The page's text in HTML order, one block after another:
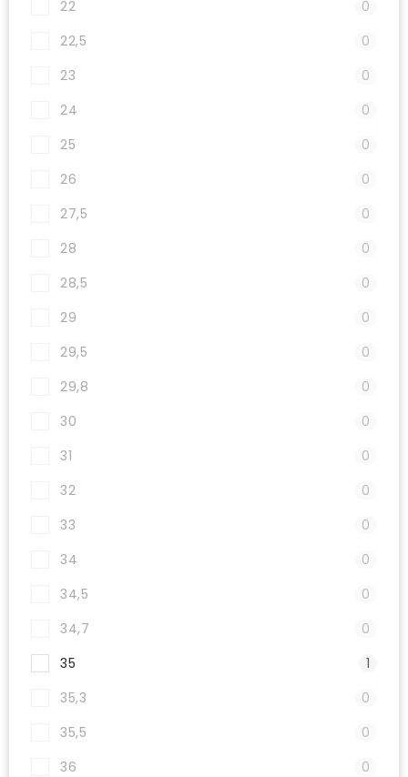
22
0
22,5
0
23
0
24
0
25
0
26
0
27,5
0
28
0
28,5
0
29
0
29,5
0
29,8
0
30
0
31
0
32
0
33
0
34
0
34,5
0
34,7
0
35
1
35,3
0
35,5
0
36
0